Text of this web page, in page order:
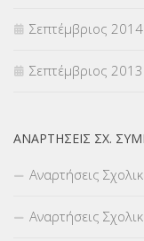
Σεπτέμβριος 2014
Σεπτέμβριος 2013
ΑΝΑΡΤΉΣΕΙΣ ΣΧ.
Αναρτήσεις
Αναρτήσεις